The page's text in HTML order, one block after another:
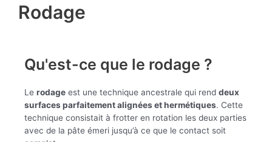
Rodage
Qu'est-ce que le rodage ?
Le rodage est une technique ancestrale qui rend deux
surfaces parfaitement alignées et hermétiques. Cette
technique consistait à frotter en rotation les deux parties
avec de la pâte émeri jusqu’à ce que le contact soit